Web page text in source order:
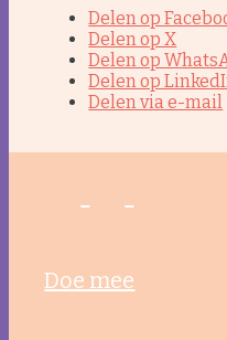
Agenda
Delen op
Delen op X
Delen op
Delen op
Delen via e-mail
Doe mee